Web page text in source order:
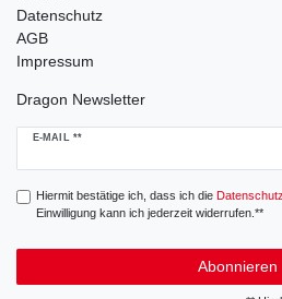
Datenschutz
AGB
Impressum
Dragon Newsletter
E-MAIL **
Newsletter
Hiermit bestätige ich, dass ich die
Einwilligung kann ich jederzeit widerrufen.**
Abonnieren